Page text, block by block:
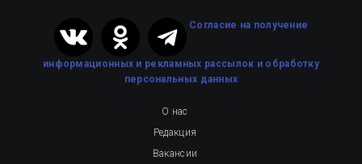
Cогласие на получение
информационных и рекламных рассылок и обработку
персональных данных
О нас
Редакция
Вакансии